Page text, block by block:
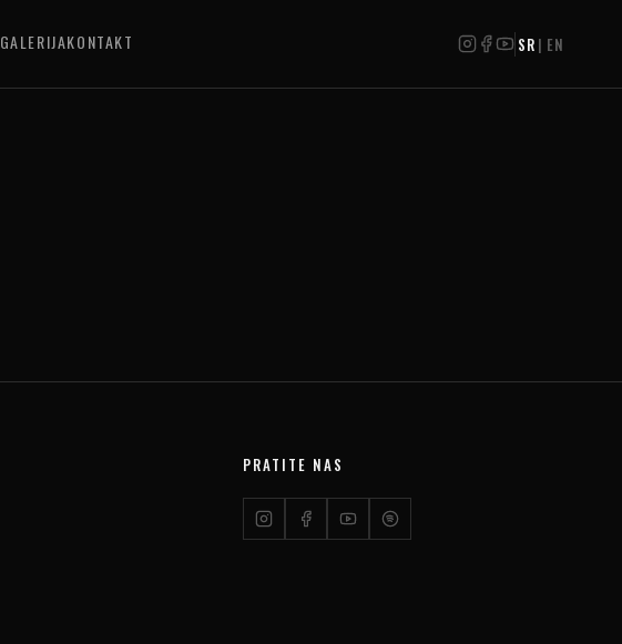
GALERIJAKONTAKT SR | EN
PRATITE NAS